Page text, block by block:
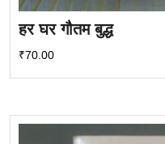
हर घर गौतम बुद्ध
₹70.00